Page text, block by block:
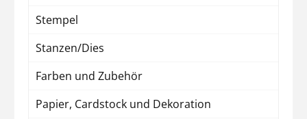
Stempel
Stanzen/Dies
Farben und Zubehör
Papier, Cardstock und Dekoration